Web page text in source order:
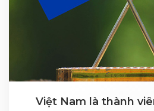
Việt Nam là thành